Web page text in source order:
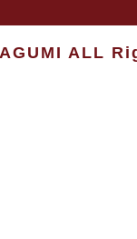
ALL